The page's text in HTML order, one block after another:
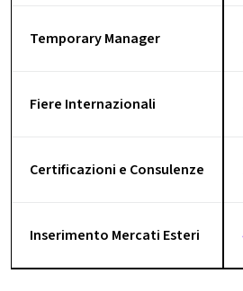
Temporary Manager
Fiere Internazionali
Certificazioni e Consulenze
Inserimento Mercati Esteri